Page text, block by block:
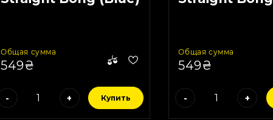
Общая сумма
549₴
- + Купить
Общая сумма
549₴
- +